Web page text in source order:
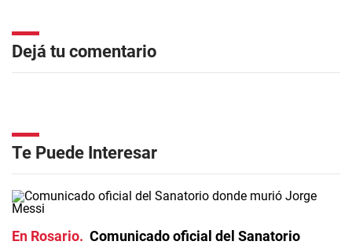
Dejá tu comentario
Te Puede Interesar
En Rosario
Comunicado oficial del Sanatorio